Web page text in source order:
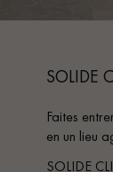
SOLIDE
Faites
en un lieu
SOLIDE